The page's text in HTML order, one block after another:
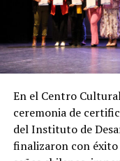
En el Centro
ceremonia de
del Instituto de
finalizaron con éxito